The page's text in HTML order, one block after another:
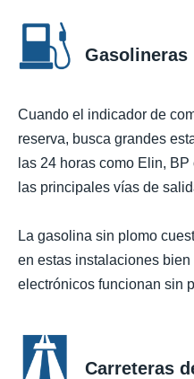
Gasolineras
Cuando el indicador de
reserva, busca grandes
las 24 horas como Elin,
las principales vías de
La gasolina sin plomo
en estas instalaciones
electrónicos funcionan sin
Carreteras